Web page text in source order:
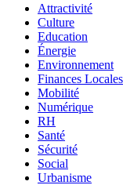
Attractivité
Culture
Education
Énergie
Environnement
Finances Locales
Mobilité
Numérique
RH
Santé
Sécurité
Social
Urbanisme